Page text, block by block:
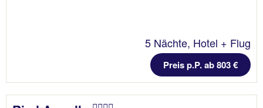
5 Nächte, Hotel + Flug
Preis p.P. ab 803 €